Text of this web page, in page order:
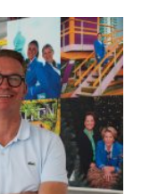
Kruishoogte’
nu
online!